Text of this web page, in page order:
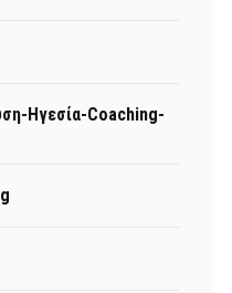
Ηγεσία-Coaching-